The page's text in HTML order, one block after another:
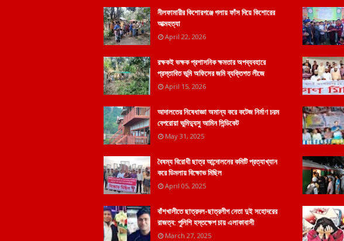
নীলফামারীর কিশোরগঞ্জে গলায় ফাঁস দিয়ে কিশোরের
আত্মহত্যা
April 22, 2026
রক্ষকই ভক্ষক প্রশাসনিক ক্ষমতার অপব্যবহারে
প্রস্তাবিত ভূমি অফিসের জমি ব্যক্তিগত লীজে
April 15, 2026
আদালতের নিষেধাজ্ঞা অমান্য করে কটেজ নির্মাণ চরম
বেপরোয়া ভুমিদ্যুসু আমিন সিন্ডিকেট
May 31, 2025
বৈষম্য বিরোধী ছাত্র আন্দোলনের কমিটি প্রত্যাখ্যান
করে ডিমলায় বিক্ষোভ মিছিল
April 05, 2025
বাঁশখালীতে ছাত্রদল-ছাত্রলীগ নেতা দুই সহোদরের
রাজত্ব: পুলিশি হস্তক্ষেপ চায় এলাকাবাসী
March 27, 2025